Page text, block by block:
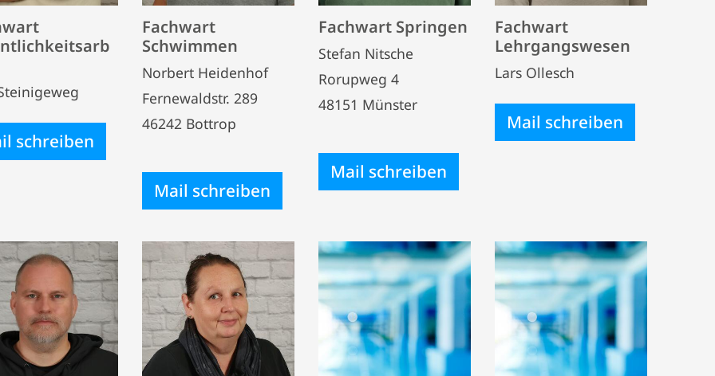
schreiben
Fachwart
Schwimmen
Norbert Heidenhof
Fernewaldstr. 289
46242 Bottrop
Mail schreiben
Fachwart Springen
Stefan Nitsche
Rorupweg 4
48151 Münster
Mail schreiben
Fachwart
Lehrgangswesen
Lars Ollesch
Mail schreiben